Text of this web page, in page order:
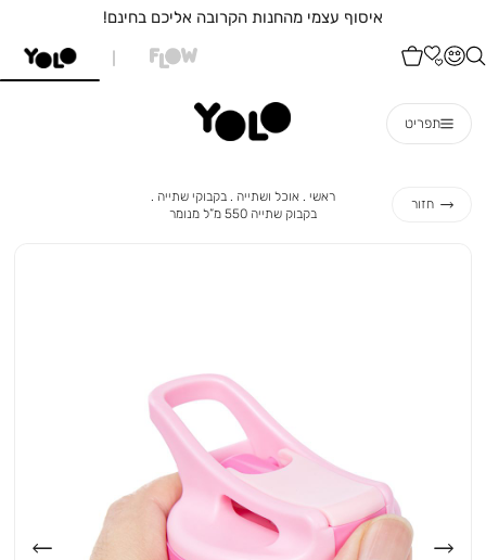
איסוף עצמי מהחנות הקרובה אליכם בחינם!
תפריט
חזור
ראשי ראשי
אוכל ושתייה
אוכל
ושתייה
בקבוקי שתייה
בקבוק שתייה 550 מ”ל מנומר
בקבוק